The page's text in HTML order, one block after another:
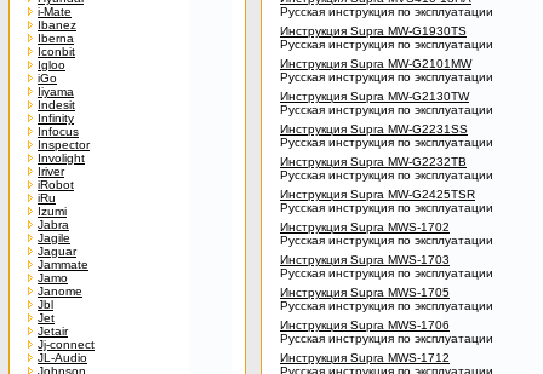
i-Mate
Ibanez
Iberna
Iconbit
Igloo
iGo
Iiyama
Indesit
Infinity
Infocus
Inspector
Involight
Iriver
iRobot
iRu
Izumi
Jabra
Jagile
Jaguar
Jammate
Jamo
Janome
Jbl
Jet
Jetair
Jj-connect
JL-Audio
Johnson
Русская инструкция по эксплуатации
Инструкция Supra MW-G1930TS
Русская инструкция по эксплуатации
Инструкция Supra MW-G2101MW
Русская инструкция по эксплуатации
Инструкция Supra MW-G2130TW
Русская инструкция по эксплуатации
Инструкция Supra MW-G2231SS
Русская инструкция по эксплуатации
Инструкция Supra MW-G2232TB
Русская инструкция по эксплуатации
Инструкция Supra MW-G2425TSR
Русская инструкция по эксплуатации
Инструкция Supra MWS-1702
Русская инструкция по эксплуатации
Инструкция Supra MWS-1703
Русская инструкция по эксплуатации
Инструкция Supra MWS-1705
Русская инструкция по эксплуатации
Инструкция Supra MWS-1706
Русская инструкция по эксплуатации
Инструкция Supra MWS-1712
Русская инструкция по эксплуатации